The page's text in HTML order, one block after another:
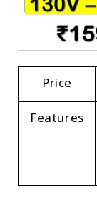
Price
Features